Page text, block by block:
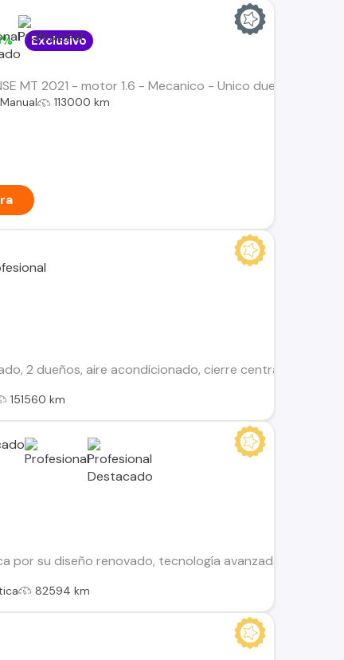
MT 2021 - motor 1.6 - Mecanico - Unico dueno -
Exclusivo
Manual 113000 km
2 dueños, aire acondicionado, cierre centralizado,
151560 km
por su diseño renovado, tecnología avanzada y
82594 km